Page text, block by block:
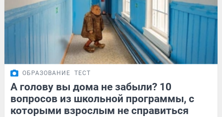
ОБРАЗОВАНИЕ ТЕСТ
А голову вы дома не забыли? 10
вопросов из школьной программы, с
которыми взрослым не справиться